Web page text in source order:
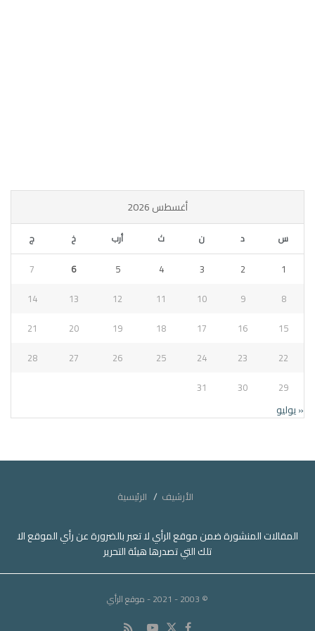
أغسطس 2026
س د ن ث أرب خ ج
1
2
3
4
5
6
7
8
9
10
11
12
13
14
15
16
17
18
19
20
21
22
23
24
25
26
27
28
29
30
31
« يوليو
الأرشيف الرئيسية
المقالات المنشورة ضمن موقع الرأي لا تعبر بالضرورة عن رأي الموقع الا
تلك التي تصدرها هيئة التحرير
© 2003 - 2021 - موقع الرأي